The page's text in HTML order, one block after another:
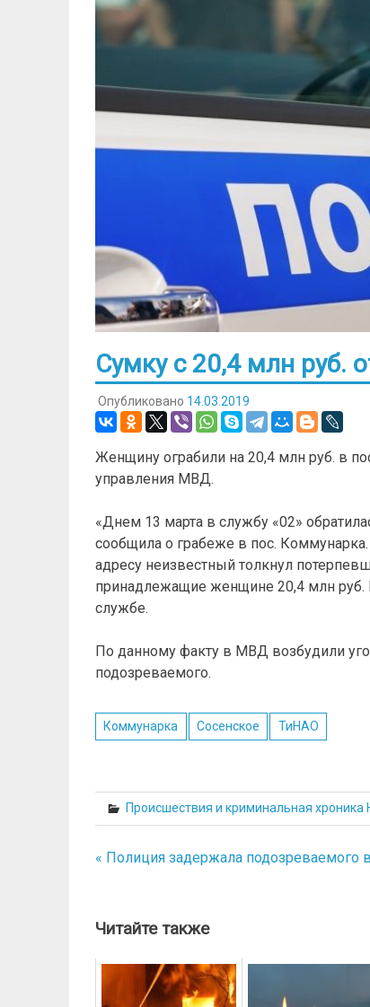
Сумку с 20,4 млн руб.
Опубликовано 14.03.2019
Женщину ограбили на 20,4 млн руб. в
управления МВД.
«Днем 13 марта в службу «02»
сообщила о грабеже в пос.
адресу неизвестный толкнул
принадлежащие женщине 20,4 млн руб.
службе.
По данному факту в МВД возбудили
подозреваемого.
Коммунарка Сосенское ТиНАО
Происшествия и криминальная
Навигация
записям
« Полиция задержала подозреваемого
Читайте также